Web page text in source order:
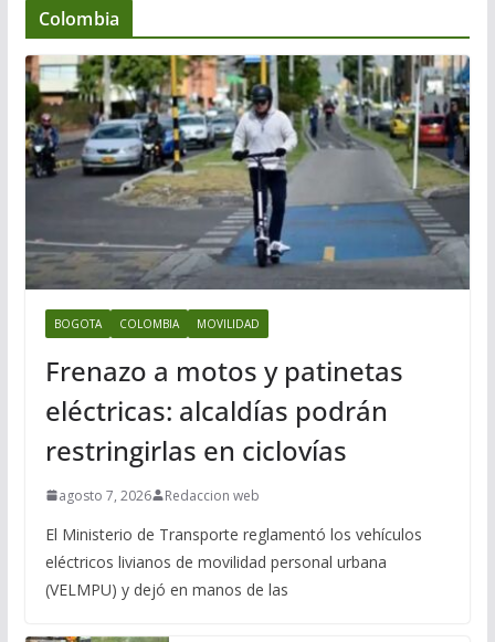
Colombia
BOGOTA COLOMBIA MOVILIDAD
Frenazo a motos y patinetas
eléctricas: alcaldías podrán
restringirlas en ciclovías
agosto 7, 2026 Redaccion web
El Ministerio de Transporte reglamentó los vehículos
eléctricos livianos de movilidad personal urbana
(VELMPU) y dejó en manos de las